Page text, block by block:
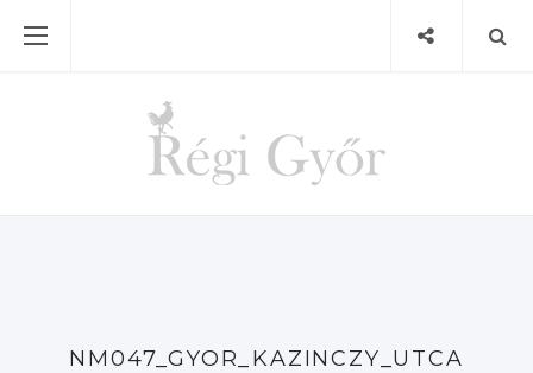
NM047_GYOR_KAZINCZY_UTCA